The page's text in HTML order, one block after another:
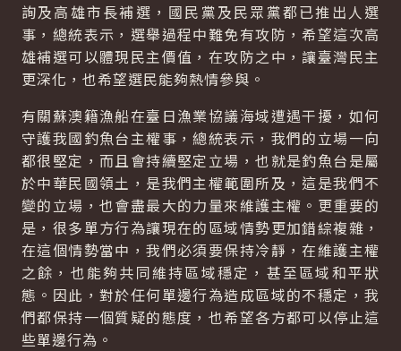
詢及高雄市長補選，國民黨及民眾黨都已推出人選
事，總統表示，選舉過程中難免有攻防，希望這次高
雄補選可以體現民主價值，在攻防之中，讓臺灣民主
更深化，也希望選民能夠熱情參與。
有關蘇澳籍漁船在臺日漁業協議海域遭遇干擾，如何
守護我國釣魚台主權事，總統表示，我們的立場一向
都很堅定，而且會持續堅定立場，也就是釣魚台是屬
於中華民國領土，是我們主權範圍所及，這是我們不
變的立場，也會盡最大的力量來維護主權。更重要的
是，很多單方行為讓現在的區域情勢更加錯綜複雜，
在這個情勢當中，我們必須要保持冷靜，在維護主權
之餘，也能夠共同維持區域穩定，甚至區域和平狀
態。因此，對於任何單邊行為造成區域的不穩定，我
們都保持一個質疑的態度，也希望各方都可以停止這
些單邊行為。